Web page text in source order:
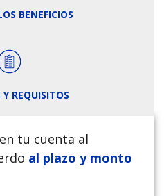
BENEFICIOS
Y REQUISITOS
tu cuenta al
al plazo y monto